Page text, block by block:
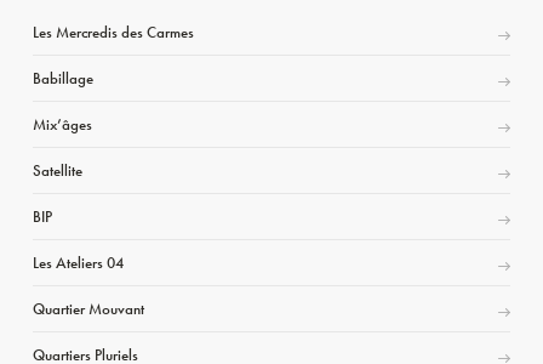
Les Mercredis des Carmes
Babillage
Mix’âges
Satellite
BIP
Les Ateliers 04
Quartier Mouvant
Quartiers Pluriels